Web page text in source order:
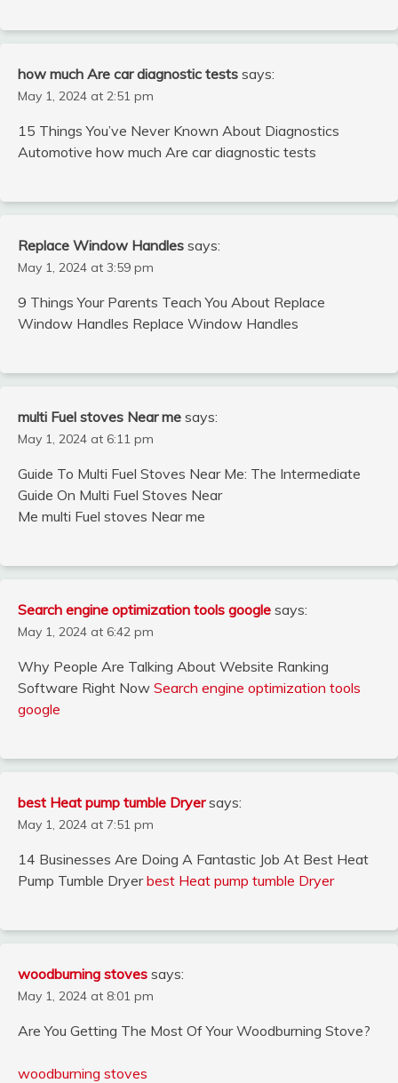
how much Are car diagnostic tests says:
May 1, 2024 at 2:51 pm
15 Things You’ve Never Known About Diagnostics
Automotive how much Are car diagnostic tests
Replace Window Handles says:
May 1, 2024 at 3:59 pm
9 Things Your Parents Teach You About Replace
Window Handles Replace Window Handles
multi Fuel stoves Near me says:
May 1, 2024 at 6:11 pm
Guide To Multi Fuel Stoves Near Me: The Intermediate
Guide On Multi Fuel Stoves Near
Me multi Fuel stoves Near me
Search engine optimization tools google says:
May 1, 2024 at 6:42 pm
Why People Are Talking About Website Ranking
Software Right Now Search engine optimization tools
google
best Heat pump tumble Dryer says:
May 1, 2024 at 7:51 pm
14 Businesses Are Doing A Fantastic Job At Best Heat
Pump Tumble Dryerbest Heat pump tumble Dryer
woodburning stoves says:
May 1, 2024 at 8:01 pm
Are You Getting The Most Of Your Woodburning Stove?
woodburning stoves